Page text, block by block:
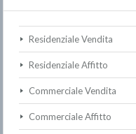
Residenziale Vendita
Residenziale Affitto
Commerciale Vendita
Commerciale Affitto